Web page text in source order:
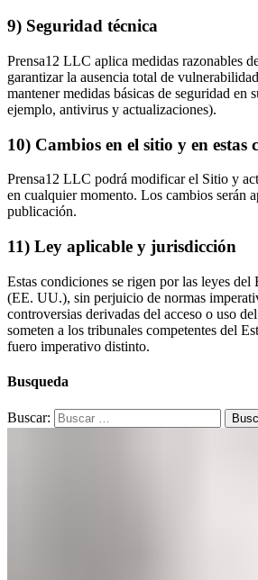
9) Seguridad técnica
Prensa12 LLC aplica medidas razonables
garantizar la ausencia total de
mantener medidas básicas de seguridad en
ejemplo, antivirus y actualizaciones).
10) Cambios en el sitio y en estas
Prensa12 LLC podrá modificar el Sitio y
en cualquier momento. Los cambios serán
publicación.
11) Ley aplicable y jurisdicción
Estas condiciones se rigen por las leyes del
(EE. UU.), sin perjuicio de normas
controversias derivadas del acceso o uso
someten a los tribunales competentes del
fuero imperativo distinto.
Busqueda
Buscar: